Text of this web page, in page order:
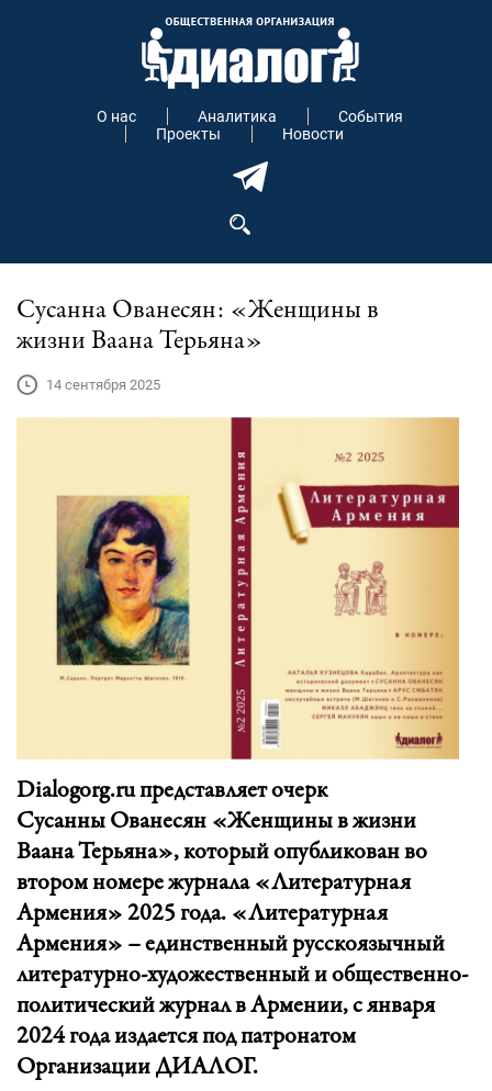
О нас Аналитика
События
Проекты
Новости
Сусанна Ованесян: «Женщины в
жизни Ваана Терьяна»
14 сентября 2025
Dialogorg.ru представляет очерк
Сусанны Ованесян «Женщины в жизни
Ваана Терьяна», который опубликован во
втором номере журнала «Литературная
Армения» 2025 года. «Литературная
Армения» – единственный русскоязычный
литературно-художественный и общественно-
политический журнал в Армении, с января
2024 года издается под патронатом
Организации ДИАЛОГ.